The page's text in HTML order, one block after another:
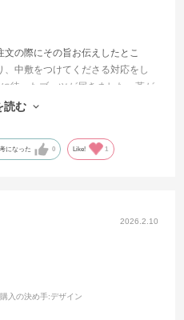
の際にその旨お伝えしたとこ
中敷をつけてくださる対応をし
待ったブーツが届きました。革が
一つ一つ手作業だと思うと大切に
読む
になった 0 Like! 1
2026.2.10
購入の決め手:デザイン